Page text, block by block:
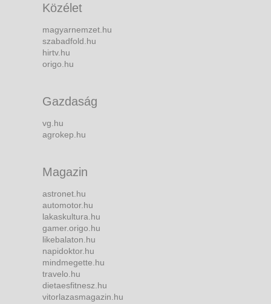
Közélet
magyarnemzet.hu
szabadfold.hu
hirtv.hu
origo.hu
Gazdaság
vg.hu
agrokep.hu
Magazin
astronet.hu
automotor.hu
lakaskultura.hu
gamer.origo.hu
likebalaton.hu
napidoktor.hu
mindmegette.hu
travelo.hu
dietaesfitnesz.hu
vitorlazasmagazin.hu